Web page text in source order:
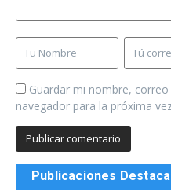
Guardar mi nombre,
navegador para la próxima
Publicaciones